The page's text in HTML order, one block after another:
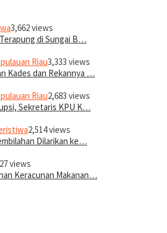
3,662 views
di Sungai B…
Riau3,333 views
Kades dan Rekannya …
Riau2,683 views
Sekretaris KPU K…
2,514 views
Dilarikan ke…
views
Keracunan Makanan…